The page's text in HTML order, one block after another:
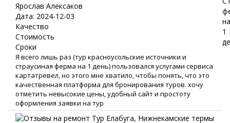
Ярослав Алексаков
Дата: 2024-12-03
Качество
Стоимость
Сроки
Я всего лишь раз (тур красноусольские источники и
страусиная ферма на 1 день) пользовался услугами сервиса
картатревел, но этого мне хватило, чтобы понять, что это
качественная платформа для бронирования туров. хочу
отметить невысокие цены, удобный сайт и простоту
оформления заявки на тур